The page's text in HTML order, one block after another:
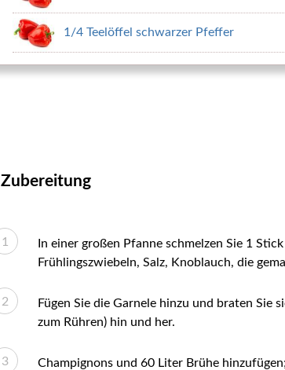
1/4 Teelöffel schwarzer Pfeffer
Zubereitung
In einer großen Pfanne schmelzen Sie 1
Frühlingszwiebeln, Salz, Knoblauch, die
Fügen Sie die Garnele hinzu und braten Sie
zum Rühren) hin und her.
Champignons und 60 Liter Brühe